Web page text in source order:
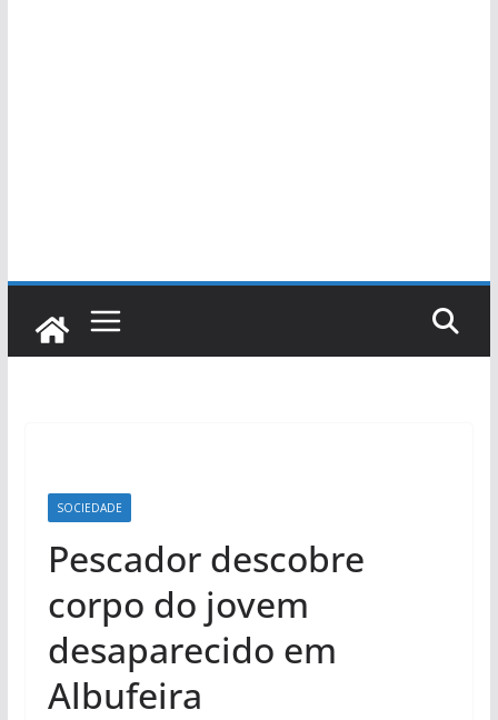
SOCIEDADE
Pescador descobre
corpo do jovem
desaparecido em
Albufeira